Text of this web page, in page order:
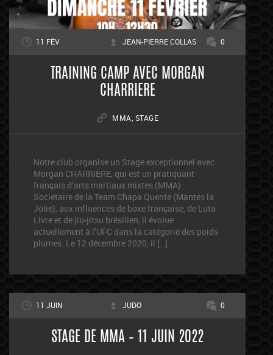
11 FÉV JEAN-PIERRE COLLAS 0
TRAINING CAMP AVEC MORGAN
CHARRIERE
MMA STAGE
Notre club organise un Stage exceptionnel avec
Morgan CHARRIÈRE, qui est un pratiquant
français d’arts martiaux mixtes (MMA).
Sociétaire de la Team Chapa Quente (Mantes la
Jolie), aux influences de boxe française, de Luta
Livre et de jiu-jitsu brésilien, il évolue
actuellement à l’UFC dans la catégorie des poids
plumes. Le 12 décembre 2020, il […]
11 JUIN JUDO 0
STAGE DE MMA – 11 JUIN 2022